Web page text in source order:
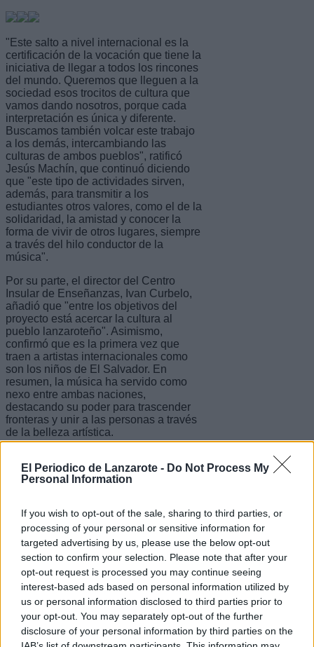
El Periodico de Lanzarote - Do Not Process My
Personal Information
If you wish to opt-out of the sale, sharing to third parties, or
processing of your personal or sensitive information for
targeted advertising by us, please use the below opt-out
section to confirm your selection. Please note that after your
opt-out request is processed you may continue seeing
interest-based ads based on personal information utilized by
us or personal information disclosed to third parties prior to
your opt-out. You may separately opt-out of the further
disclosure of your personal information by third parties on the
"Este salto a nivel internacional es la
certificación de la vocación que tiene la
iniciativa de llegar a todos los rincones
del mundo. Queremos que lleguen a la
sociedad esos trocitos de cultura que
vamos dando nosotros, porque cada
interpretación es única y diferente.
Buscamos también volcar este trabajo
a los demás, intercambiando las
culturas de ambos pueblos", ratificó
Jesús Machín, que continuó diciendo
que "este tipo de actividades sirven,
además, para transmitir a los
estudiantes otros valores, como el de la
solidaridad, la amistad y conocer la
forma de vivir de otros lugares, siempre
a través del hilo conductor de la
música".
Por su parte, el director del Centro
Insular de Enseñanzas, Ivan Curbelo,
añadió que "entre los objetivos del
proyecto está acercar la cultura al
pueblo lanzaroteño". Asimismo,
confirmó que es la primera vez que
traen a artistas internacionales como
son los niños de El Salvador. En
resumen, la música ha servido como
nexo entre ambas naciones,
destacando su poder para trascender
fronteras y unir a las personas a través
de la belleza artística.
La XXII Semana de la Música arrancó
en el teatro El Salinero. El programa
continuó con la charla titulada Un
Futuro Prometedor en el salón de actos
del CIEM. Asimismo, se ofreció un
espectáculo de piano en la Casa de la
Juventud. Y el broche de oro fue la
Conservatorio junto a los chicos de El
Salvador en la Cueva de los Verdes.
Tras el gran éxito de esta edición, el